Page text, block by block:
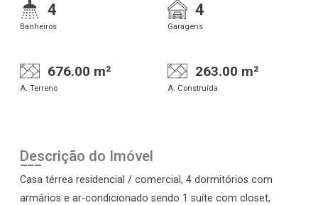
4
Banheiros
4
Garagens
676.00 m²
A. Terreno
263.00 m²
A. Construída
Descrição do Imóvel
Casa térrea residencial / comercial, 4 dormitórios com
armários e ar-condicionado sendo 1 suíte com closet,